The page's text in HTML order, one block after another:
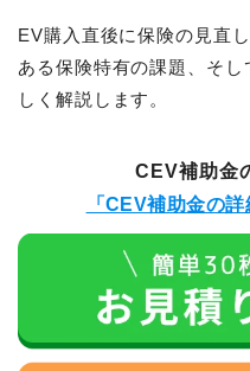
EV購入直後に保険の見直
ある保険特有の課題、そ
しく解説します。
CEV補助金
「CEV補助金の詳